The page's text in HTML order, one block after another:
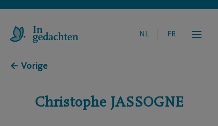
NL FR
← Vorige
Christophe JASSOGNE